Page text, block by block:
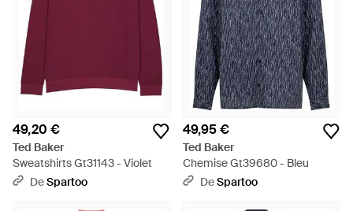
49,20 €
Ted Baker
Sweatshirts Gt31143 - Violet
DeSpartoo
49,95 €
Ted Baker
Chemise Gt39680 - Bleu
DeSpartoo